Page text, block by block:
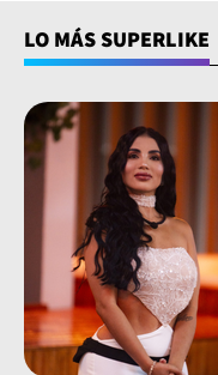
LO MÁS SUPERLIKE